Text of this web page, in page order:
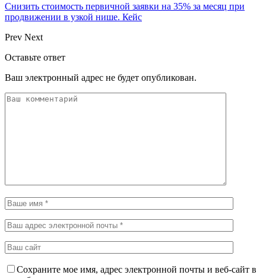
Снизить стоимость первичной заявки на 35% за месяц при
продвижении в узкой нише. Кейс
Prev Next
Оставьте ответ
Ваш электронный адрес не будет опубликован.
Сохраните мое имя, адрес электронной почты и веб-сайт в